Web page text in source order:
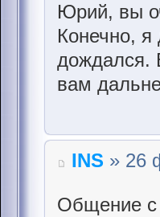
Юрий, вы
Конечно, я
дождался.
вам
INS » 26
Общение с